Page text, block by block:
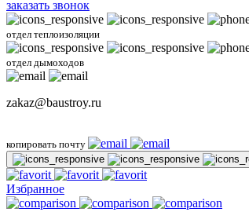
заказать звонок
отдел теплоизоляции
отдел дымоходов
zakaz@baustroy.ru
копировать почту
Избранное